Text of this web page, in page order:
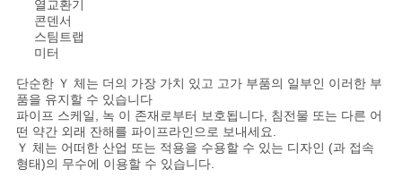
열교환기
콘덴서
스팀트랩
미터
단순한 Ｙ 체는 더의 가장 가치 있고 고가 부품의 일부인 이러한 부
품을 유지할 수 있습니다
파이프 스케일, 녹 이 존재로부터 보호됩니다, 침전물 또는 다른 어
떤 약간 외래 잔해를 파이프라인으로 보내세요.
Ｙ 체는 어떠한 산업 또는 적용을 수용할 수 있는 디자인 (과 접속
형태)의 무수에 이용할 수 있습니다.